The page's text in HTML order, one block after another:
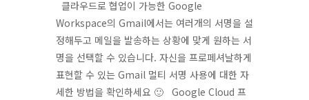
클라우드로 협업이 가능한 Google
Workspace의 Gmail에서는 여러개의 서명을 설
정해두고 메일을 발송하는 상황에 맞게 원하는 서
명을 선택할 수 있습니다. 자신을 프로페셔날하게
표현할 수 있는 Gmail 멀티 서명 사용에 대한 자
세한 방법을 확인하세요 🙂 Google Cloud 프